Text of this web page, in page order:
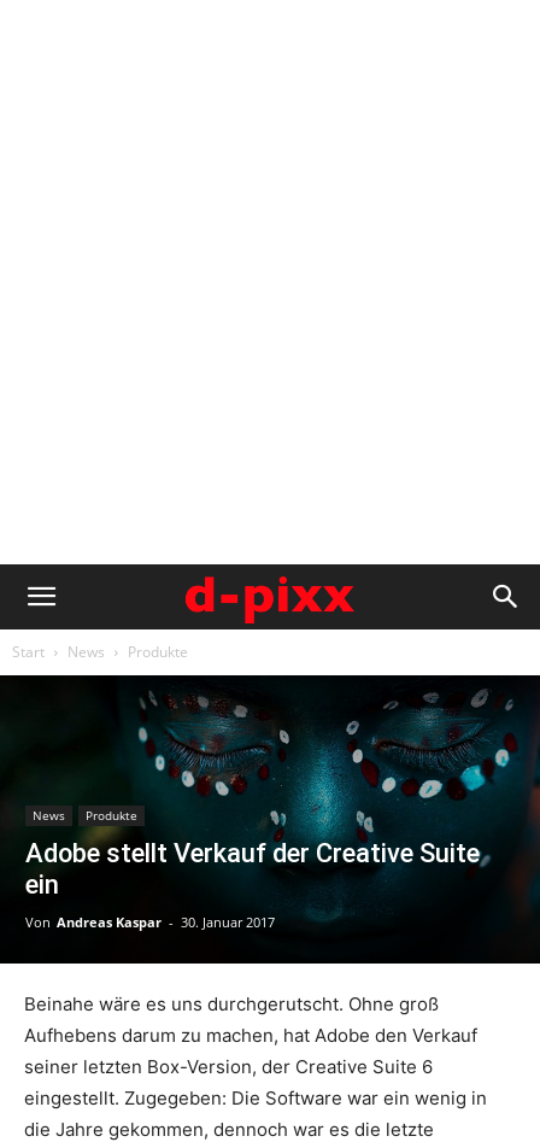
Start News Produkte
News Produkte
Adobe stellt Verkauf der Creative Suite
ein
Von Andreas Kaspar - 30. Januar 2017
Beinahe wäre es uns durchgerutscht. Ohne groß
Aufhebens darum zu machen, hat Adobe den Verkauf
seiner letzten Box-Version, der Creative Suite 6
eingestellt. Zugegeben: Die Software war ein wenig in
die Jahre gekommen, dennoch war es die letzte